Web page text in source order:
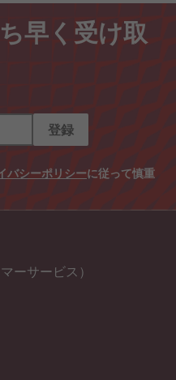
早く受け取
登録
バシーポリシーに従って慎重
ーサービス）